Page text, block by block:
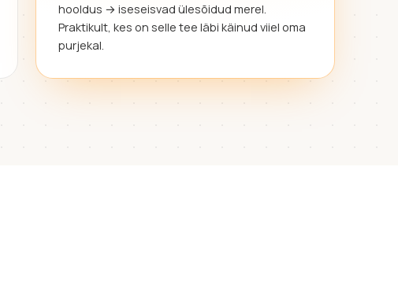
hooldus → iseseisvad ülesõidud merel.
Praktikult, kes on selle tee läbi käinud viiel oma
purjekal.